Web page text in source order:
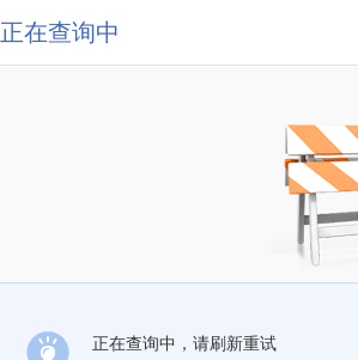
正在查询中
正在查询中，请刷新重试